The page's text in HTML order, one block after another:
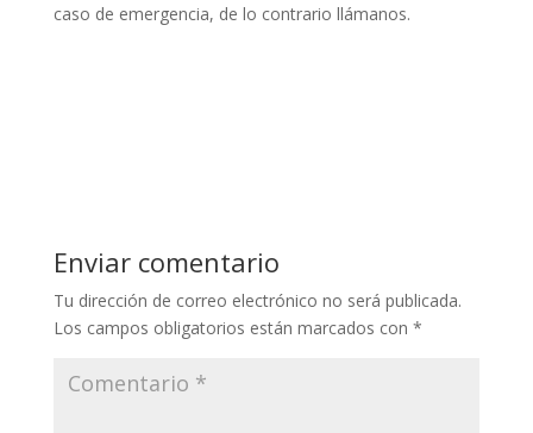
caso de emergencia, de lo contrario llámanos.
Enviar comentario
Tu dirección de correo electrónico no será publicada.
Los campos obligatorios están marcados con *